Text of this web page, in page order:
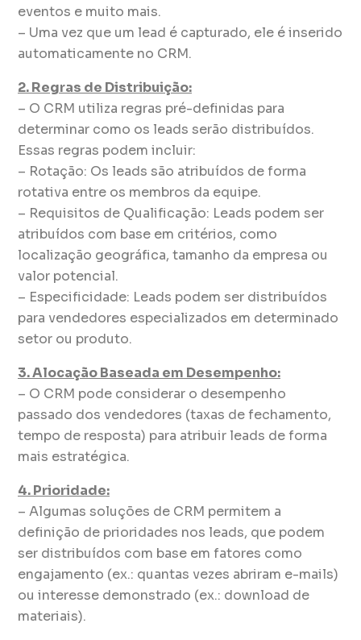
eventos e muito mais.
– Uma vez que um lead é capturado, ele é inserido
automaticamente no CRM.
2. Regras de Distribuição:
– O CRM utiliza regras pré-definidas para
determinar como os leads serão distribuídos.
Essas regras podem incluir:
– Rotação: Os leads são atribuídos de forma
rotativa entre os membros da equipe.
– Requisitos de Qualificação: Leads podem ser
atribuídos com base em critérios, como
localização geográfica, tamanho da empresa ou
valor potencial.
– Especificidade: Leads podem ser distribuídos
para vendedores especializados em determinado
setor ou produto.
3. Alocação Baseada em Desempenho:
– O CRM pode considerar o desempenho
passado dos vendedores (taxas de fechamento,
tempo de resposta) para atribuir leads de forma
mais estratégica.
4. Prioridade:
– Algumas soluções de CRM permitem a
definição de prioridades nos leads, que podem
ser distribuídos com base em fatores como
engajamento (ex.: quantas vezes abriram e-mails)
ou interesse demonstrado (ex.: download de
materiais).